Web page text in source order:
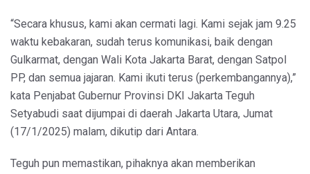
“Secara khusus, kami akan cermati lagi. Kami sejak jam 9.25
waktu kebakaran, sudah terus komunikasi, baik dengan
Gulkarmat, dengan Wali Kota Jakarta Barat, dengan Satpol
PP, dan semua jajaran. Kami ikuti terus (perkembangannya),”
kata Penjabat Gubernur Provinsi DKI Jakarta Teguh
Setyabudi saat dijumpai di daerah Jakarta Utara, Jumat
(17/1/2025) malam, dikutip dari Antara.
Teguh pun memastikan, pihaknya akan memberikan